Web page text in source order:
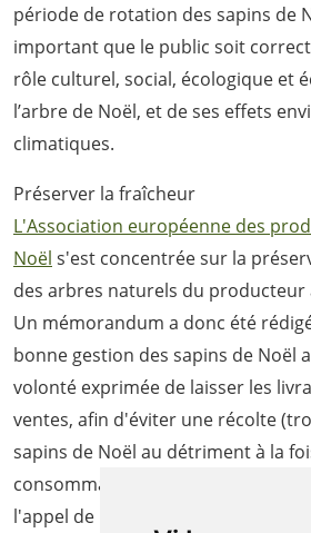
période de rotation des sapins de
important que le public soit
rôle culturel, social, écologique et
l’arbre de Noël, et de ses effets
climatiques.
Préserver la fraîcheur
L'Association européenne des
Noël s'est concentrée sur la
des arbres naturels du
Un mémorandum a donc été
bonne gestion des sapins de Noël
volonté exprimée de laisser les
ventes, afin d'éviter une récolte
sapins de Noël au détriment à la
consommateur expérience avec
l'appel de l'association européenne :